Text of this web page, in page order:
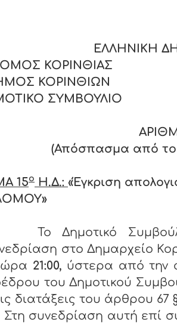
ΚΟΡΙΝΘΙΑΣ
ΚΟΡΙΝΘΙΩΝ
ΣΥΜΒΟΥΛΙΟ
(Απόσπασμα από το
15ο Η.Δ.: «Έγκριση
Το Δημοτικό
στο Δημαρχείο
ώρα 21:00, ύστερα από την
του Δημοτικού
διατάξεις του άρθρου 67
Στη συνεδρίαση αυτή επί